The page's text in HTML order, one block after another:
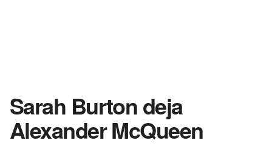
Sarah Burton deja
Alexander McQueen